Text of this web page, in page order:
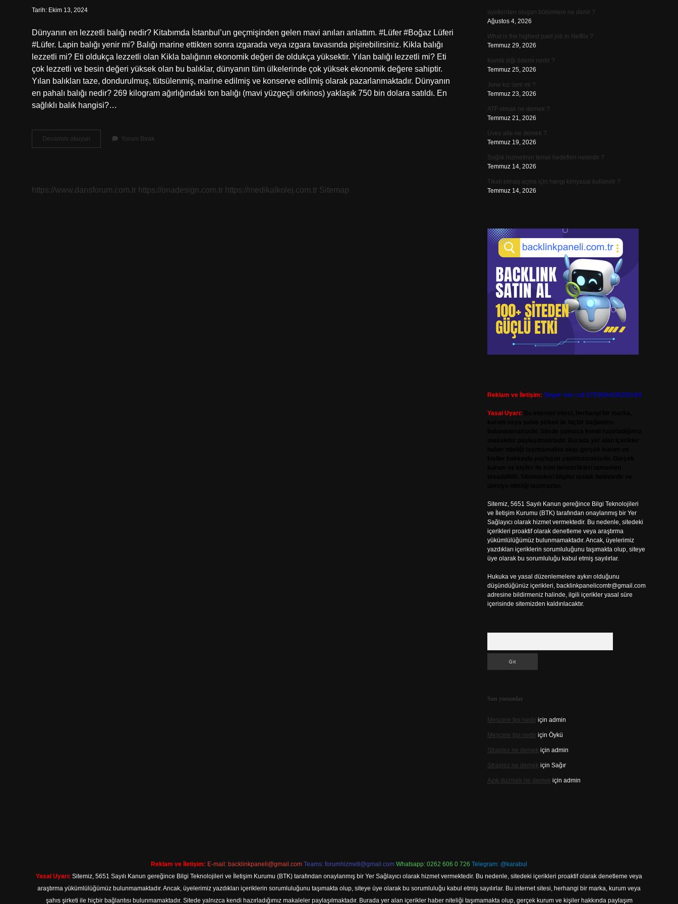
Tarih: Ekim 13, 2024
Dünyanın en lezzetli balığı nedir? Kitabımda İstanbul’un geçmişinden gelen mavi anıları anlattım. #Lüfer #Boğaz Lüferi
#Lüfer. Lapin balığı yenir mi? Balığı marine ettikten sonra ızgarada veya ızgara tavasında pişirebilirsiniz. Kikla balığı
lezzetli mi? Eti oldukça lezzetli olan Kikla balığının ekonomik değeri de oldukça yüksektir. Yılan balığı lezzetli mi? Eti
çok lezzetli ve besin değeri yüksek olan bu balıklar, dünyanın tüm ülkelerinde çok yüksek ekonomik değere sahiptir.
Yılan balıkları taze, dondurulmuş, tütsülenmiş, marine edilmiş ve konserve edilmiş olarak pazarlanmaktadır. Dünyanın
en pahalı balığı nedir? 269 ​​kilogram ağırlığındaki ton balığı (mavi yüzgeçli orkinos) yaklaşık 750 bin dolara satıldı. En
sağlıklı balık hangisi?…
Devamını okuyun
Balığı
Yorum Bırak
https://www.dansforum.com.tr https://onadesign.com.tr https://medikalkolej.com.tr Sitemap
ayetlerden oluşan bölümlere ne denir ?
Ağustos 4, 2026
What is the highest paid job in Netflix ?
Temmuz 29, 2026
Kemik iliği ödemi nedir ?
Temmuz 25, 2026
June kız ismi mi ?
Temmuz 23, 2026
ATF olmak ne demek ?
Temmuz 21, 2026
Üvey aile ne demek ?
Temmuz 19, 2026
Sağlık hizmetinin temel hedefleri nelerdir ?
Temmuz 14, 2026
Tıkalı pimaş açma için hangi kimyasal kullanılır ?
Temmuz 14, 2026
Reklam ve İletişim: Skype: live:.cid.575569c608265c69
Yasal Uyarı:
Sitemiz, 5651 Sayılı Kanun gereğince Bilgi Teknolojileri
ve İletişim Kurumu (BTK) tarafından onaylanmış bir Yer
Sağlayıcı olarak hizmet vermektedir. Bu nedenle, sitedeki
içerikleri proaktif olarak denetleme veya araştırma
yükümlülüğümüz bulunmamaktadır. Ancak, üyelerimiz
yazdıkları içeriklerin sorumluluğunu taşımakta olup, siteye
üye olarak bu sorumluluğu kabul etmiş sayılırlar.
Hukuka ve yasal düzenlemelere aykırı olduğunu
düşündüğünüz içerikleri, backlinkpanelicomtr@gmail.com
adresine bildirmeniz halinde, ilgili içerikler yasal süre
içerisinde sitemizden kaldırılacaktır.
Son yorumlar
Meşcere tipi nediriçin admin
Meşcere tipi nediriçin Öykü
Straplez ne demek için admin
Straplez ne demek için Sağır
Azık düzmek ne demek için admin
Reklam ve İletişim: E-mail: backlinkpaneli@gmail.com Teams: forumhizmeti@gmail.com Whatsapp: 0262 606 0 726 Telegram: @karabul
Yasal Uyarı: Sitemiz, 5651 Sayılı Kanun gereğince Bilgi Teknolojileri ve İletişim Kurumu (BTK) tarafından onaylanmış bir Yer Sağlayıcı olarak hizmet vermektedir. Bu nedenle, sitedeki içerikleri proaktif olarak denetleme veya
araştırma yükümlülüğümüz bulunmamaktadır. Ancak, üyelerimiz yazdıkları içeriklerin sorumluluğunu taşımakta olup, siteye üye olarak bu sorumluluğu kabul etmiş sayılırlar. Bu internet sitesi, herhangi bir marka, kurum veya
şahıs şirketi ile hiçbir bağlantısı bulunmamaktadır. Sitede yalnızca kendi hazırladığımız makaleler paylaşılmaktadır. Burada yer alan içerikler haber niteliği taşımamakta olup, gerçek kurum ve kişiler hakkında paylaşım